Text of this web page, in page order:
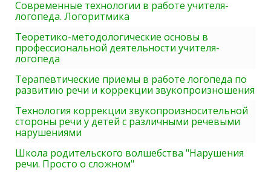
Современные технологии в работе учителя-
логопеда. Логоритмика
Теоретико-методологические основы в
профессиональной деятельности учителя-
логопеда
Терапевтические приемы в работе логопеда по
развитию речи и коррекции звукопроизношения
Технология коррекции звукопроизносительной
стороны речи у детей с различными речевыми
нарушениями
Школа родительского волшебства "Нарушения
речи. Просто о сложном"